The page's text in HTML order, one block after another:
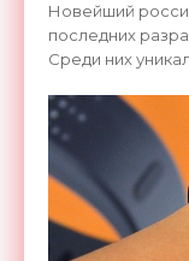
Новейший
последних
Среди них
волгоградского